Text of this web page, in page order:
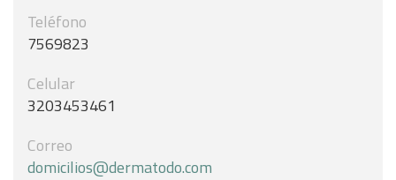
Teléfono
7569823
Celular
3203453461
Correo
domicilios@dermatodo.com